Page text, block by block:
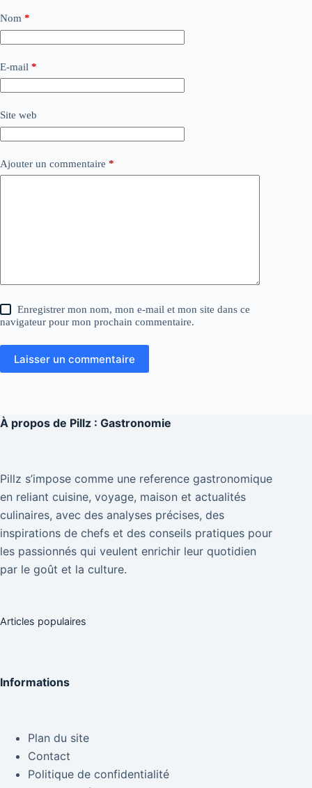
Nom *
E-mail *
Site web
Ajouter un commentaire *
Enregistrer mon nom, mon e-mail et mon site dans ce
navigateur pour mon prochain commentaire.
Laisser un commentaire
À propos de Pillz : Gastronomie
Pillz s’impose comme une reference gastronomique
en reliant cuisine, voyage, maison et actualités
culinaires, avec des analyses précises, des
inspirations de chefs et des conseils pratiques pour
les passionnés qui veulent enrichir leur quotidien
par le goût et la culture.
Articles populaires
Informations
Plan du site
Contact
Politique de confidentialité